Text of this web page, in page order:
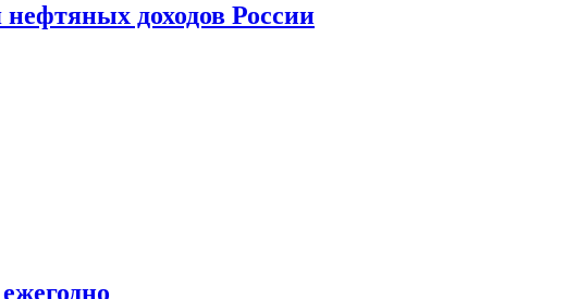
доходов России